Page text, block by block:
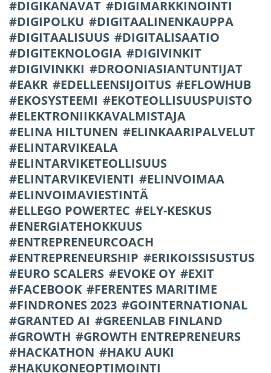
DIGIKANAVAT
DIGIMARKKINOINTI
DIGIPOLKU
DIGITAALINENKAUPPA
DIGITAALISUUS
DIGITALISAATIO
DIGITEKNOLOGIA
DIGIVINKIT
DIGIVINKKI
DROONIASIANTUNTIJAT
EAKR
EDELLEENSIJOITUS
EFLOWHUB
EKOSYSTEEMI
EKOTEOLLISUUSPUISTO
ELEKTRONIIKKAVALMISTAJA
ELINA HILTUNEN
ELINKAARIPALVELUT
ELINTARVIKEALA
ELINTARVIKETEOLLISUUS
ELINTARVIKEVIENTI
ELINVOIMAA
ELINVOIMAVIESTINTÄ
ELLEGO POWERTEC
ELY-KESKUS
ENERGIATEHOKKUUS
ENTREPRENEURCOACH
ENTREPRENEURSHIP
ERIKOISSISUSTUS
EURO SCALERS
EVOKE OY
EXIT
FACEBOOK
FERENTES MARITIME
FINDRONES 2023
GOINTERNATIONAL
GRANTED AI
GREENLAB FINLAND
GROWTH
GROWTH ENTREPRENEURS
HACKATHON
HAKU AUKI
HAKUKONEOPTIMOINTI